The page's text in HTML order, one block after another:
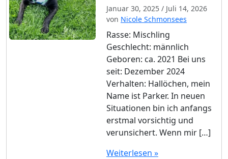
Januar 30, 2025 / Juli 14, 2026
von Nicole Schmonsees
Rasse: Mischling
Geschlecht: männlich
Geboren: ca. 2021 Bei uns
seit: Dezember 2024
Verhalten: Hallöchen, mein
Name ist Parker. In neuen
Situationen bin ich anfangs
erstmal vorsichtig und
verunsichert. Wenn mir […]
Weiterlesen »